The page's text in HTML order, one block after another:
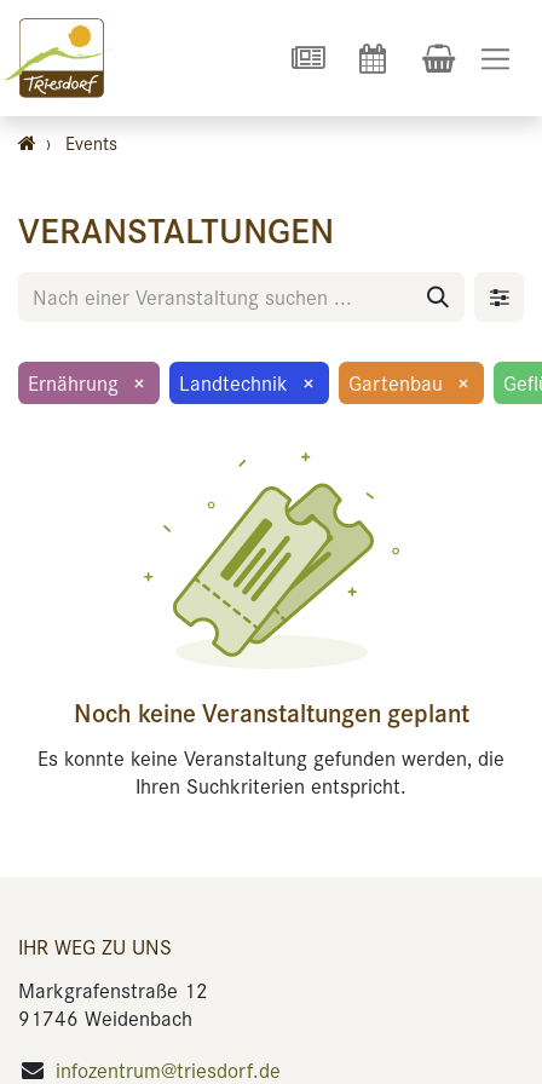
› Events
VERANSTALTUNGEN
Ernährung × Landtechnik × Gartenbau ×
Noch keine Veranstaltungen geplant
Es konnte keine Veranstaltung gefunden werden, die
Ihren Suchkriterien entspricht.
IHR WEG ZU UNS
Markgrafenstraße 12
91746 Weidenbach
infozentrum@triesdorf.de